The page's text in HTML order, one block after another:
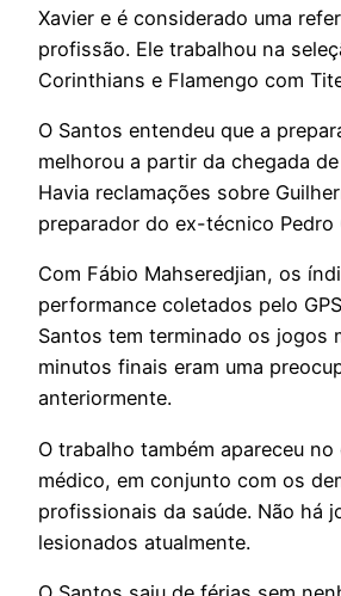
Xavier e é considerado uma
profissão. Ele trabalhou na
Corinthians e Flamengo com
O Santos entendeu que a
melhorou a partir da chegada
Havia reclamações sobre
preparador do ex-técnico Pedro
Com Fábio Mahseredjian, os
performance coletados pelo
Santos tem terminado os jogos
minutos finais eram uma
anteriormente.
O trabalho também apareceu
médico, em conjunto com os
profissionais da saúde. Não há
lesionados atualmente.